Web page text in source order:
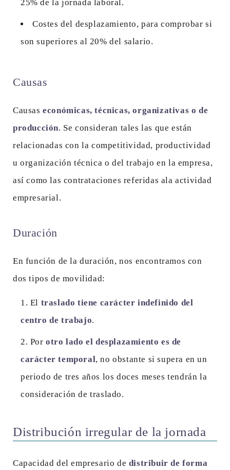
25% de la jornada laboral.
Costes del desplazamiento, para comprobar si
son superiores al 20% del salario.
Causas
Causaseconómicas, técnicas, organizativas o de
producción. Se consideran tales las que están
relacionadas con la competitividad, productividad
u organización técnica o del trabajo en la empresa,
así como las contrataciones referidas ala actividad
empresarial.
Duración
En función de la duración, nos encontramos con
dos tipos de movilidad:
El traslado tiene carácter indefinido del
centro de trabajo.
Porotro lado el desplazamiento es de
carácter temporal, no obstante si supera en un
periodo de tres años los doces meses tendrán la
consideración de traslado.
Distribución irregular de la jornada
Capacidad del empresario de distribuir de forma